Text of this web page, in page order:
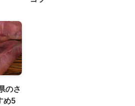
のさ
め5